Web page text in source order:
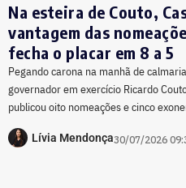
Na esteira de Couto,
vantagem das
fecha o placar em 8 a 5
Pegando carona na manhã de
governador em exercício Ricardo
publicou oito nomeações e cinco
Lívia Mendonça30/07/2026